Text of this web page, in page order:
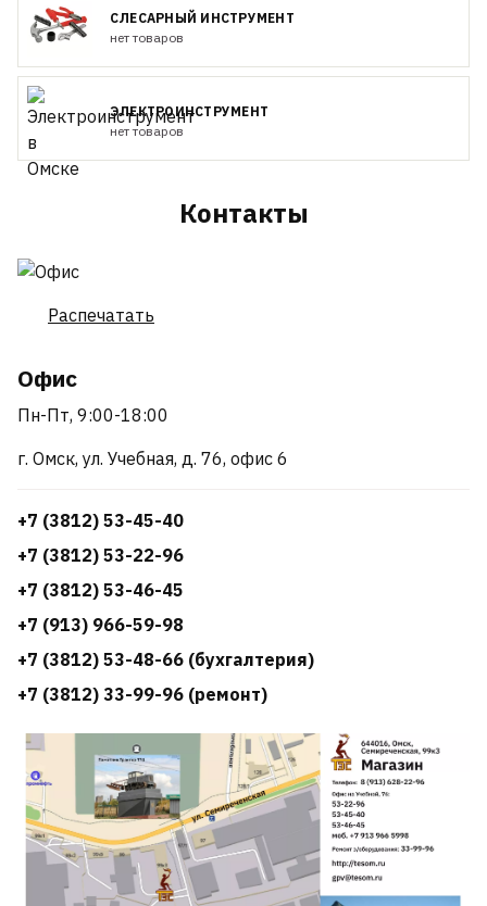
СЛЕСАРНЫЙ ИНСТРУМЕНТ
нет товаров
ЭЛЕКТРОИНСТРУМЕНТ
нет товаров
Контакты
Распечатать
Офис
Пн-Пт, 9:00-18:00
г. Омск, ул. Учебная, д. 76, офис 6
+7 (3812) 53-45-40
+7 (3812) 53-22-96
+7 (3812) 53-46-45
+7 (913) 966-59-98
+7 (3812) 53-48-66 (бухгалтерия)
+7 (3812) 33-99-96 (ремонт)